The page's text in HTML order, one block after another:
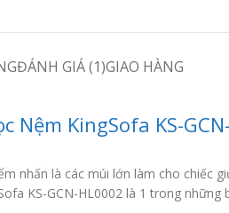
ĐÁNH GIÁ (1)GIAO HÀNG
KingSofa KS-
nhấn là các múi lớn làm cho chiếc
KS-GCN-HL0002 là 1 trong